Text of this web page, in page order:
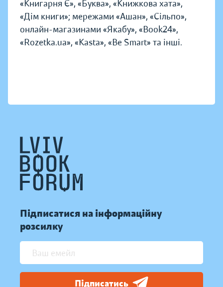
«Книгарня Є», «Буква», «Книжкова хата»,
«Дім книги»; мережами «Ашан», «Сільпо»,
онлайн-магазинами «Якабу», «Book24»,
«Rozetka.ua», «Kasta», «Be Smart» та інші.
Підписатися на інформаційну
розсилку
Підписатись